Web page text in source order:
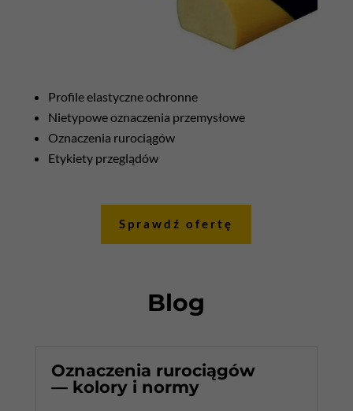
Profile elastyczne ochronne
Nietypowe oznaczenia przemysłowe
Oznaczenia rurociągów
Etykiety przeglądów
Sprawdź ofertę
Blog
Oznaczenia rurociągów
— kolory i normy